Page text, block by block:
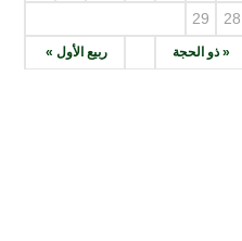
« ذو الحجة ربيع الأول »
28
29